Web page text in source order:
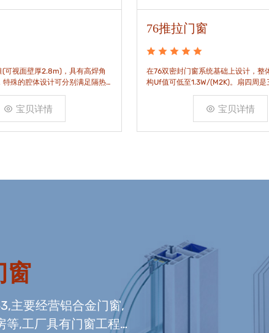
(可视面壁厚2.8m)，具有高焊角
特殊的腔体设计可分别满足隔热
宝贝详情
76推拉门窗
在76双密封门窗系统基础上设计，整
构Uf值可低至1.3W/(M2K)。扇四周是
构，采用高品质EPDM胶条，实现气
宝贝详情
窗
主要经营铝合金门窗,
等,工厂具有门窗工程